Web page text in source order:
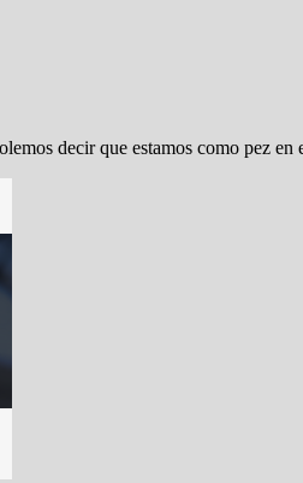
decir que estamos como pez